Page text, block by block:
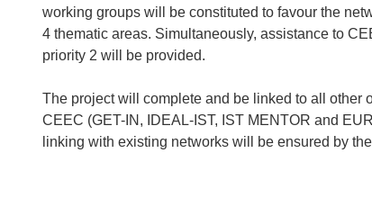
working groups will be constituted to favour the
4 thematic areas. Simultaneously, assistance to
priority 2 will be provided.
The project will complete and be linked to all
CEEC (GET-IN, IDEAL-IST, IST MENTOR and
linking with existing networks will be ensured by